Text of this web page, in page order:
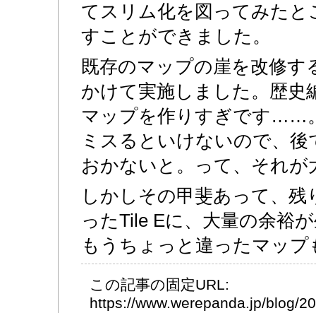
てスリム化を図ってみたと
すことができました。
既存のマップの崖を改修す
かけて実施しました。歴史
マップを作りすぎです……
ミスるといけないので、
おかないと。って、それが
しかしその甲斐あって、
ったTile Eに、大量の余裕
もうちょっと違ったマッ
この記事の固定URL:
https://www.werepanda.jp/blog/